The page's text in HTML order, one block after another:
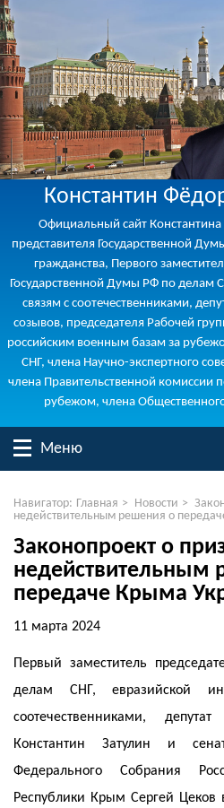
Константин
Официальный сайт
представителя Государственной
гражданства, Первого
Государственной Думы РФ по делам
связям с соотечественниками,
созывов, председателя Рабочей
российским военным базам за
СНГ, члена Научно-экспертного
члена Правительственной комиссии
рубежом, члена
Меню
Навигатор: Главная > Новости >
недействительным решения о
Законопроект о
недействительным
передаче Крыма
11 марта 2024
Первый заместитель
делам СНГ, евразийской
соотечественниками,
Константин Затулин и
Федерального Собрания
Республики Крым Сергей Цеков